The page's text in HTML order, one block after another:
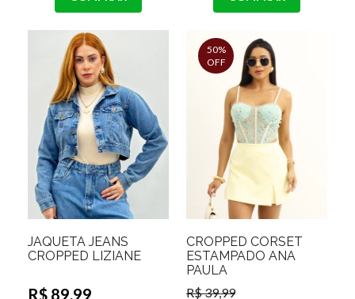
JAQUETA JEANS
CROPPED LIZIANE
R$ 89,99
50%
OFF
CROPPED CORSET
ESTAMPADO ANA
PAULA
R$ 39,99